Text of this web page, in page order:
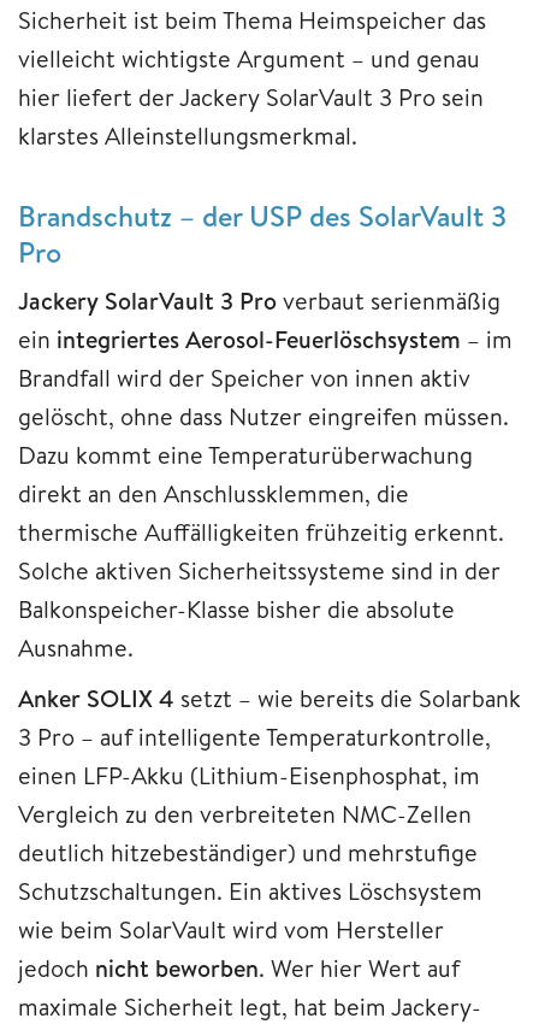
Sicherheit ist beim Thema Heimspeicher das
vielleicht wichtigste Argument – und genau
hier liefert der Jackery SolarVault 3 Pro sein
klarstes Alleinstellungsmerkmal.
Brandschutz – der USP des SolarVault 3
Pro
Jackery SolarVault 3 Proverbaut serienmäßig
ein integriertes Aerosol-Feuerlöschsystem – im
Brandfall wird der Speicher von innen aktiv
gelöscht, ohne dass Nutzer eingreifen müssen.
Dazu kommt eine Temperaturüberwachung
direkt an den Anschlussklemmen, die
thermische Auffälligkeiten frühzeitig erkennt.
Solche aktiven Sicherheitssysteme sind in der
Balkonspeicher-Klasse bisher die absolute
Ausnahme.
Anker SOLIX 4 setzt – wie bereits die Solarbank
3 Pro – auf intelligente Temperaturkontrolle,
einen LFP-Akku (Lithium-Eisenphosphat, im
Vergleich zu den verbreiteten NMC-Zellen
deutlich hitzebeständiger) und mehrstufige
Schutzschaltungen. Ein aktives Löschsystem
wie beim SolarVault wird vom Hersteller
jedoch nicht beworben. Wer hier Wert auf
maximale Sicherheit legt, hat beim Jackery-